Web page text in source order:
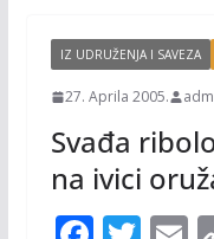
IZ UDRUŽENJA I SAVEZA
27. Aprila 2005.
Svađa
na ivici